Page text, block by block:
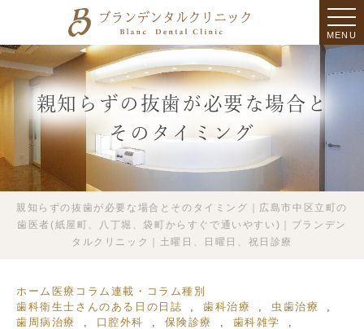
MENU
親知らずの抜歯が必要な場合と
そのタイミング
親知らずの抜歯が必要な場合とそのタイミング｜広島市中区立町の
歯医者(紙屋町、八丁堀、袋町からすぐで通いやすい)｜ブランデン
タルクリニック｜土曜日、日曜日、祝日診療
ホーム 医療コラム 連載・コラム種別
歯科衛生士さんのある日の日誌
歯科治療
虫歯治療
歯周病治療
口腔外科 保険診療
歯科雑学